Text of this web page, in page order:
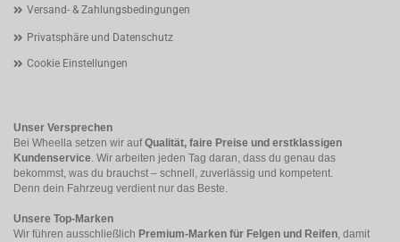
Versand- & Zahlungsbedingungen
Privatsphäre und Datenschutz
Cookie Einstellungen
Unser Versprechen
Bei Wheella setzen wir aufQualität, faire Preise und erstklassigen
Kundenservice. Wir arbeiten jeden Tag daran, dass du genau das
bekommst, was du brauchst – schnell, zuverlässig und kompetent.
Denn dein Fahrzeug verdient nur das Beste.
Unsere Top-Marken
Wir führen ausschließlich Premium-Marken für Felgen und Reifen, damit